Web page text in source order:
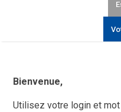
Bienvenue,
Utilisez votre login et